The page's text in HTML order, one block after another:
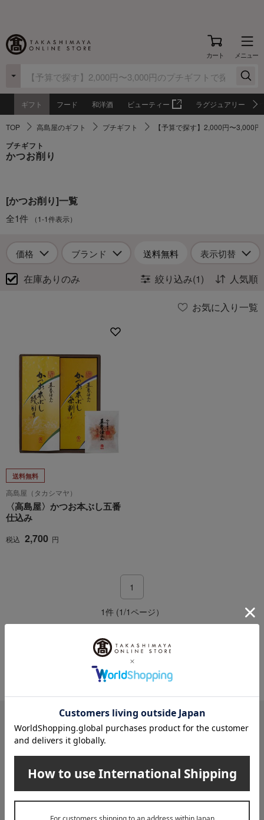
カート メニュー
ギフト フード 和洋酒 ビューティー ラグジュアリー
TOP 高島屋のギフト プチギフト 【予算で探す】2,000円〜3,000
プチギフト
かつお削り
[かつお削り]一覧
全1件 （1-1件表示）
価格 ブランド 送料無料 表示切替
在庫ありのみ 絞り込み(1) 人気順
お気に入り一覧
送料無料
高島屋（タカシマヤ）
〈高島屋〉かつお本ぶし五番
仕込み
税込 2,700 円
1
1件 (1/1ページ）
メールマガジン
送料無料クーポンやキャンペーン、新着・SALE・おすすめ商品な
ど、「高島屋オンラインストア」のお得＆うれしい情報をお届けい
たします。